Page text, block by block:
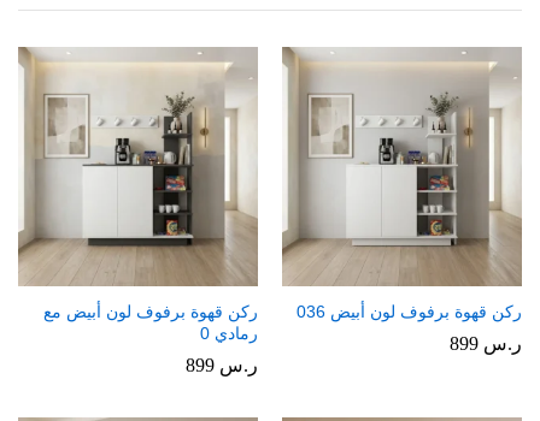
ركن قهوة برفوف لون أبيض 036
ر.س
ركن قهوة برفوف لون أبيض مع
رمادي 0
ر.س